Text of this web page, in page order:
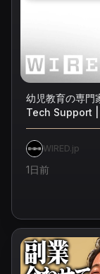
幼児教育の専門
Tech Support |
WIRED.jp
1日前